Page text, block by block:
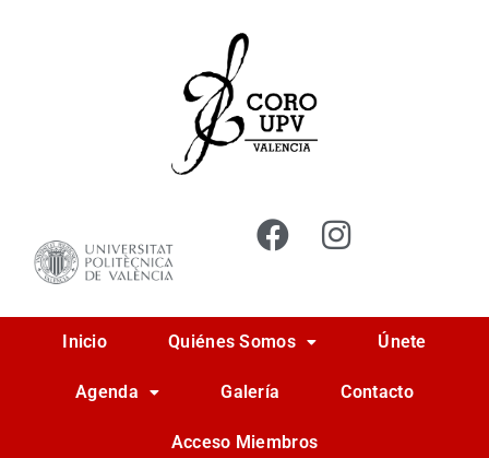
Inicio Quiénes Somos Únete
Agenda Galería Contacto
Acceso Miembros